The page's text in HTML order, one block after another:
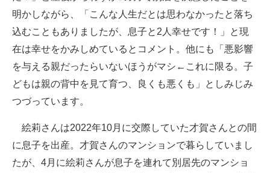
明かしながら、「こんな人生だとは思わなかったと落ち
込むこともありましたが、息子と2人幸せです！」と現
在は幸せをかみしめているとコメント。他にも「悪影響
を与える親だったらいないほうがマシ←これに限る。子
どもは親の背中を見て育つ、良くも悪くも」としみじみ
つづっています。
絵莉さんは2022年10月に交際していた才賀さんとの間
に息子を出産。才賀さんのマンションで暮らしていまし
たが、4月に絵莉さんが息子を連れて別居先のマンショ